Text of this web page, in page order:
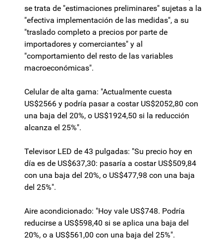
se trata de "estimaciones preliminares" sujetas a la
"efectiva implementación de las medidas", a su
"traslado completo a precios por parte de
importadores y comerciantes" y al
"comportamiento del resto de las variables
macroeconómicas".
Celular de alta gama: "Actualmente cuesta
US$2566 y podría pasar a costar US$2052,80 con
una baja del 20%, o US$1924,50 si la reducción
alcanza el 25%".
Televisor LED de 43 pulgadas: "Su precio hoy en
día es de US$637,30: pasaría a costar US$509,84
con una baja del 20%, o US$477,98 con una baja
del 25%".
Aire acondicionado: "Hoy vale US$748. Podría
reducirse a US$598,40 si se aplica una baja del
20%, o a US$561,00 con una baja del 25%".